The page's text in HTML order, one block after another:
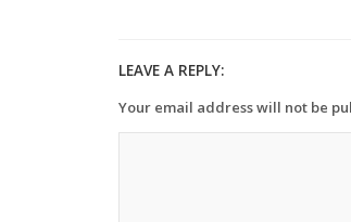
LEAVE A REPLY:
Your email address will not be